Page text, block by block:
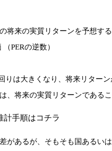
将来の実質リターンを予想す
PERの逆数）
りは大きくなり、将来リターン
、将来の実質リターンであるこ
計手順はコチラ
があるが、そもそも国あるい